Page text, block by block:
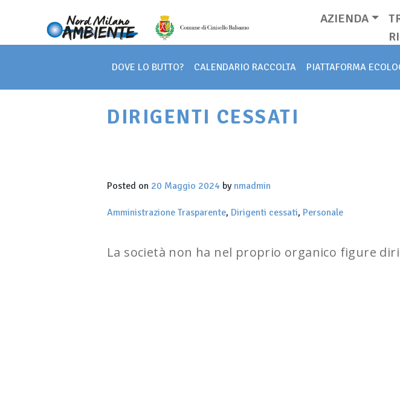
AZIENDA
Main NavigationDOVE LO BUTTO? CALENDARIO RACCOLTA PIATTAFORMA
DIRIGENTI CESSATI
Posted on 20 Maggio 2024 by nmadmin
Amministrazione Trasparente, Dirigenti cessati, Personale
La società non ha nel proprio organico figure